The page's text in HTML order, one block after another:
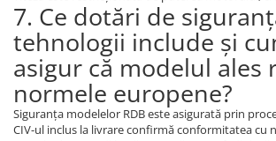
7. Ce dotări de
tehnologii include și
asigur că modelul ales
normele europene?
Siguranța modelelor RDB este asigurată prin
CIV-ul inclus la livrare confirmă conformitatea cu